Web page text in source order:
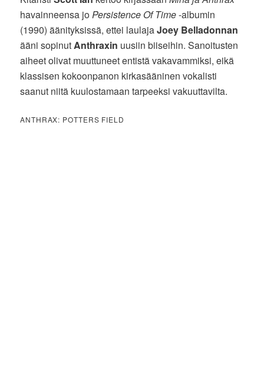
havainneensa jo Persistence Of Time-albumin
(1990) äänityksissä, ettei laulajaJoey Belladonnan
ääni sopinut Anthraxin uusiin biiseihin. Sanoitusten
aiheet olivat muuttuneet entistä vakavammiksi, eikä
klassisen kokoonpanon kirkasääninen vokalisti
saanut niitä kuulostamaan tarpeeksi vakuuttavilta.
ANTHRAX: POTTERS FIELD